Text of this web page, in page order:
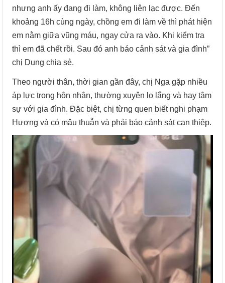
nhưng anh ấy đang đi làm, không liên lạc được. Đến
khoảng 16h cùng ngày, chồng em đi làm về thì phát hiện
em nằm giữa vũng máu, ngay cửa ra vào. Khi kiểm tra
thì em đã chết rồi. Sau đó anh báo cảnh sát và gia đình”
chị Dung chia sẻ.
Theo người thân, thời gian gần đây, chị Nga gặp nhiều
áp lực trong hôn nhân, thường xuyên lo lắng và hay tâm
sự với gia đình. Đặc biệt, chị từng quen biết nghi phạm
Hương và có mâu thuẫn và phải báo cảnh sát can thiệp.